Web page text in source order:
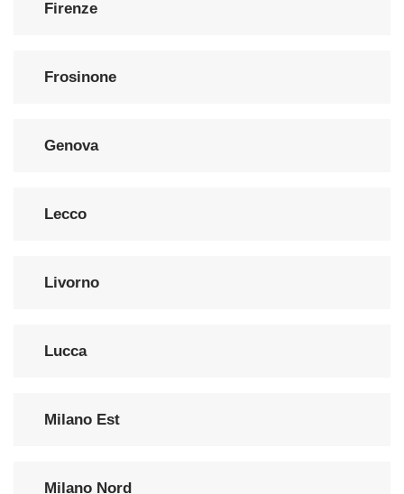
Firenze
Frosinone
Genova
Lecco
Livorno
Lucca
Milano Est
Milano Nord